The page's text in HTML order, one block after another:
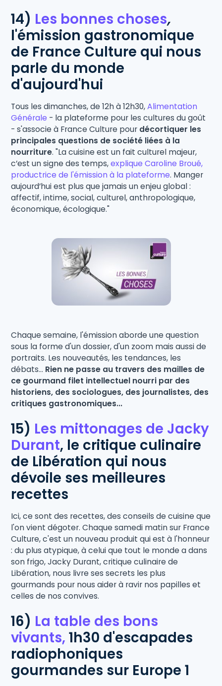
14) Les bonnes choses,
l'émission gastronomique
de France Culture qui nous
parle du monde
d'aujourd'hui
Tous les dimanches, de 12h à 12h30,Alimentation
Générale - la plateforme pour les cultures du goût
- s'associe à France Culture pour décortiquer les
principales questions de société liées à la
nourriture. "La cuisine est un fait culturel majeur,
c’est un signe des temps,explique Caroline Broué,
productrice de l'émission à la plateforme. Manger
aujourd’hui est plus que jamais un enjeu global :
affectif, intime, social, culturel, anthropologique,
économique, écologique."
Chaque semaine, l'émission aborde une question
sous la forme d'un dossier, d'un zoom mais aussi de
portraits. Les nouveautés, les tendances, les
débats... Rien ne passe au travers des mailles de
ce gourmand filet intellectuel nourri par des
historiens, des sociologues, des journalistes, des
critiques gastronomiques...
15) Les mittonages de Jacky
Durant, le critique culinaire
de Libération qui nous
dévoile ses meilleures
recettes
Ici, ce sont des recettes, des conseils de cuisine que
l'on vient dégoter. Chaque samedi matin sur France
Culture, c'est un nouveau produit qui est à l'honneur
: du plus atypique, à celui que tout le monde a dans
son frigo, Jacky Durant, critique culinaire de
Libération, nous livre ses secrets les plus
gourmands pour nous aider à ravir nos papilles et
celles de nos convives.
16) La table des bons
vivants, 1h30 d'escapades
radiophoniques
gourmandes sur Europe 1